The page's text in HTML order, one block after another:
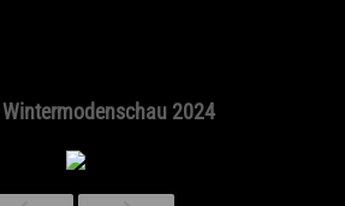
Wintermodenschau 2024